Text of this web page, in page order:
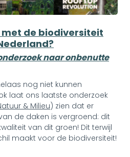
met de biodiversiteit
naar onbenutte
nog niet kunnen
laat ons laatste onderzoek
& Milieu) zien dat er
de daken is vergroend: dit
van dit groen! Dit terwijl
maakt voor de biodiversiteit!